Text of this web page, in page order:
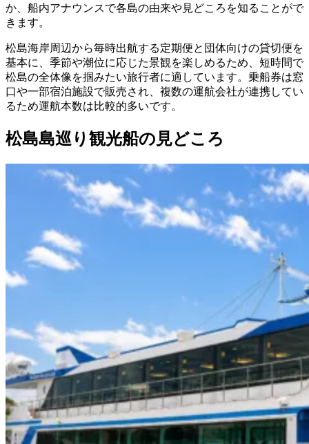
か、船内アナウンスで各島の由来や見どころを知ることがで
きます。
松島海岸周辺から毎時出航する定期便と団体向けの貸切便を
基本に、季節や潮位に応じた景観を楽しめるため、短時間で
松島の全体像を掴みたい旅行者に適しています。乗船券は窓
口や一部宿泊施設で販売され、複数の運航会社が連携してい
るため運航本数は比較的多いです。
松島島巡り観光船の見どころ